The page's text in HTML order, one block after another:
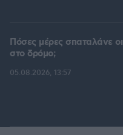
Πόσες μέρες σπαταλάνε
στο δρόμο;
05.08.2026, 13:57